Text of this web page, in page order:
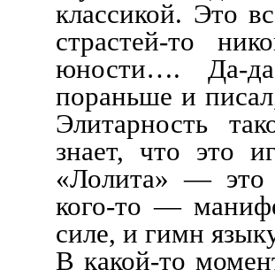
классикой. Это
страстей-то
юности…. Да-
пораньше и
Элитарность
знает, что это
«Лолита» — это
кого-то —
силе, и гимн
В какой-то